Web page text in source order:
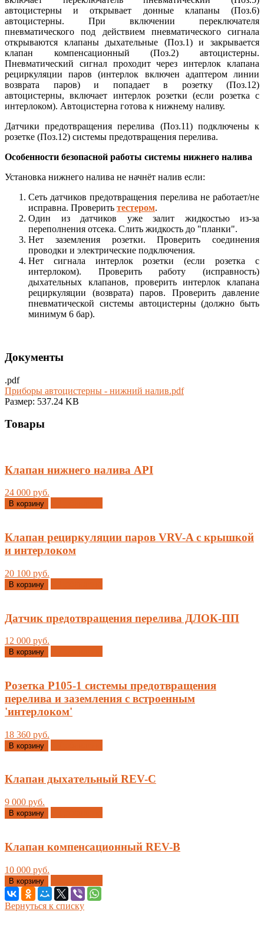
автоцистерны и открывает донные клапаны (Поз.6)
автоцистерны. При включении переключателя
пневматического под действием пневматического сигнала
открываются клапаны дыхательные (Поз.1) и закрывается
клапан компенсационный (Поз.2) автоцистерны.
Пневматический сигнал проходит через интерлок клапана
рециркуляции паров (интерлок включен адаптером линии
возврата паров) и попадает в розетку (Поз.12)
автоцистерны, включает интерлок розетки (если розетка с
интерлоком). Автоцистерна готова к нижнему наливу.
Датчики предотвращения перелива (Поз.11) подключены к
розетке (Поз.12) системы предотвращения перелива.
Особенности безопасной работы системы нижнего налива
Установка нижнего налива не начнёт налив если:
Сеть датчиков предотвращения перелива не работает/не
исправна. Проверить тестером.
Один из датчиков уже залит жидкостью из-за
переполнения отсека. Слить жидкость до "планки".
Нет заземления розетки. Проверить соединения
проводки и электрические подключения.
Нет сигнала интерлок розетки (если розетка с
интерлоком). Проверить работу (исправность)
дыхательных клапанов, проверить интерлок клапана
рециркуляции (возврата) паров. Проверить давление
пневматической системы автоцистерны (должно быть
минимум 6 бар).
Документы
.pdf
Приборы автоцистерны - нижний налив.pdf
Размер: 537.24 KB
Товары
Клапан нижнего налива API
24 000 руб.
В корзину
Клапан рециркуляции паров VRV-A с крышкой
и интерлоком
20 100 руб.
В корзину
Датчик предотвращения перелива ДЛОК-ПП
12 000 руб.
В корзину
Розетка Р105-1 системы предотвращения
перелива и заземления с встроенным
'интерлоком'
18 360 руб.
В корзину
Клапан дыхательный REV-C
9 000 руб.
В корзину
Клапан компенсационный REV-B
10 000 руб.
В корзину
Вернуться к списку